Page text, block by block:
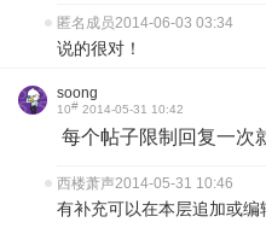
匿名成员2014-06-03 03:34
说的很对！
soong
10# 2014-05-31 10:42
每个帖子限制回复一次
西楼萧声2014-05-31 10:46
有补充可以在本层追加或编